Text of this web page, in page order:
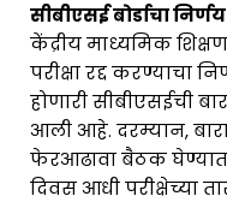
सीबीएसई बोर्डाचा निर्णय
केंद्रीय माध्यमिक
परीक्षा रद्द करण्याचा
होणारी सीबीएसईची
आली आहे. दरम्यान,
फेरआढावा बैठक
दिवस आधी परीक्षेच्या